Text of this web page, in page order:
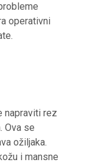
operativni
napraviti rez
Ova se
ožiljaka.
i mansne